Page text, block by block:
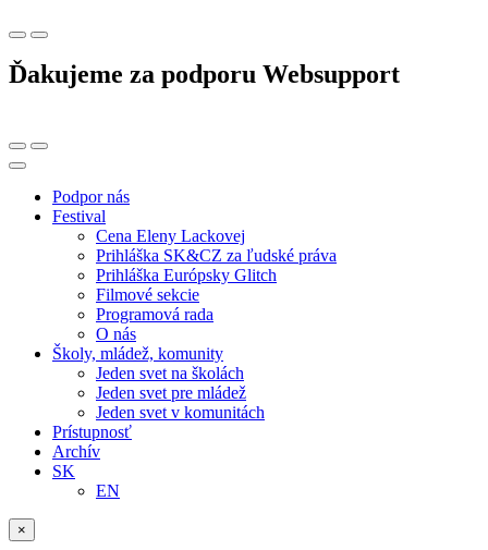
Ďakujeme za podporu Websupport
Podpor nás
Festival
Cena Eleny Lackovej
Prihláška SK&CZ za ľudské práva
Prihláška Európsky Glitch
Filmové sekcie
Programová rada
O nás
Školy, mládež, komunity
Jeden svet na školách
Jeden svet pre mládež
Jeden svet v komunitách
Prístupnosť
Archív
SK
EN
×